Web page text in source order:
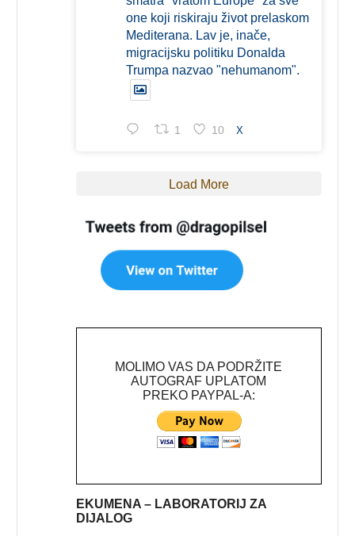
one koji riskiraju život prelaskom
Mediterana. Lav je, inače,
migracijsku politiku Donalda
Trumpa nazvao "nehumanom".
1 10 X
Load More
MOLIMO VAS DA PODRŽITE
AUTOGRAF UPLATOM
PREKO PAYPAL-A:
EKUMENA – LABORATORIJ ZA
DIJALOG